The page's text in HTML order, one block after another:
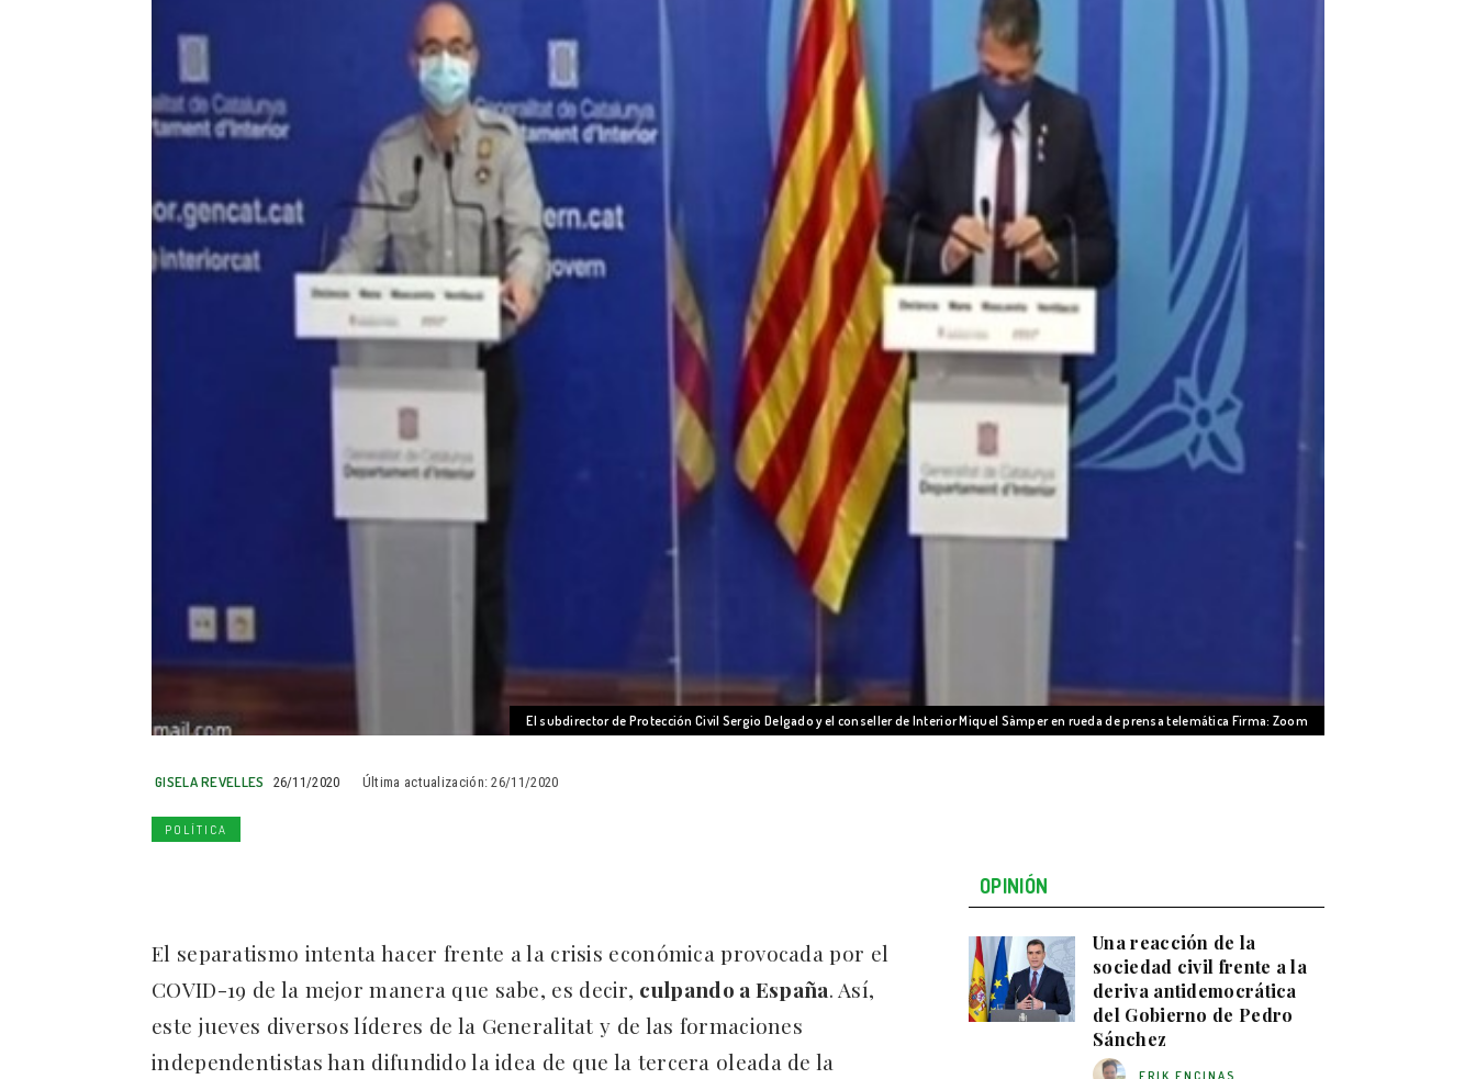
El subdirector de Protección Civil Sergio Delgado y el conseller de Interior Miquel Sàmper en rueda de prensa telemática Firma: Zoom
GISELA REVELLES 26/11/2020 Última actualización: 26/11/2020
POLÍTICA
El separatismo intenta hacer frente a la crisis económica provocada por el
COVID-19 de la mejor manera que sabe, es decir, culpando a España. Así,
este jueves diversos líderes de la Generalitat y de las formaciones
independentistas han difundido la idea de que la tercera oleada de la
OPINIÓN
Una reacción de la
sociedad civil frente a la
deriva antidemocrática
del Gobierno de Pedro
Sánchez